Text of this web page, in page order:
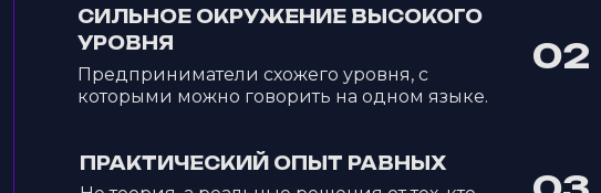
СИЛЬНОЕ ОКРУЖЕНИЕ ВЫСОКОГО
УРОВНЯ
Предприниматели схожего уровня, с
которыми можно говорить на одном языке.
ПРАКТИЧЕСКИЙ ОПЫТ РАВНЫХ
02